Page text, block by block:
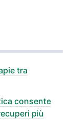
tra
consente
più